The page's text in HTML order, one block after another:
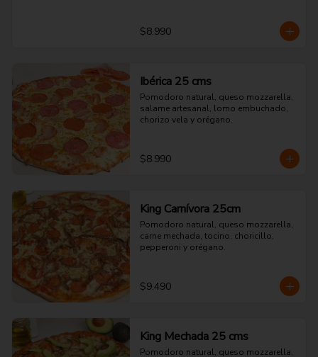
$8.990
Ibérica 25 cms
Pomodoro natural, queso mozzarella,
salame artesanal, lomo embuchado,
chorizo vela y orégano.
$8.990
King Carnívora 25cm
Pomodoro natural, queso mozzarella,
carne mechada, tocino, choricillo,
pepperoni y orégano.
$9.490
King Mechada 25 cms
Pomodoro natural, queso mozzarella,